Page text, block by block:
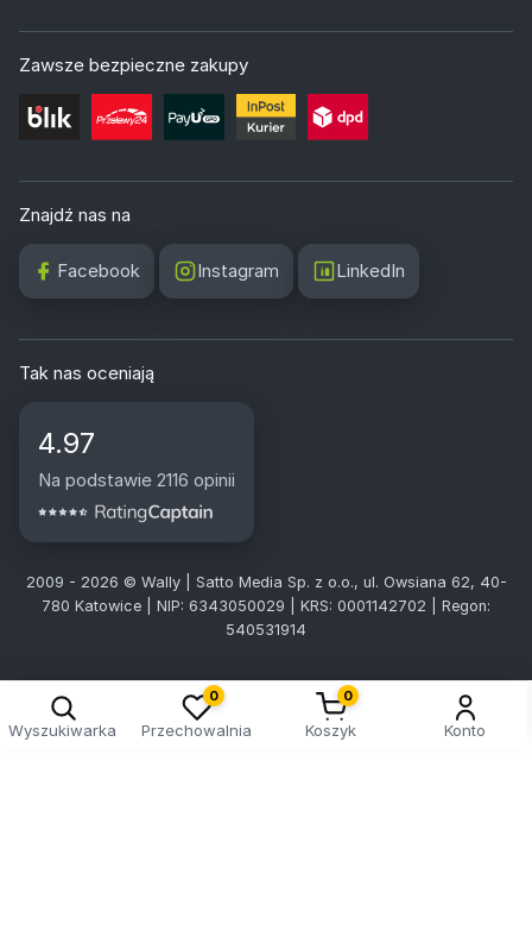
Zawsze bezpieczne zakupy
Znajdź nas na
Facebook Instagram LinkedIn
Tak nas oceniają
4.97
Na podstawie 2116 opinii
2009 - 2026 © Wally | Satto Media Sp. z o.o., ul. Owsiana 62, 40-
780 Katowice | NIP: 6343050029 | KRS: 0001142702 | Regon:
540531914
Wyszukiwarka
0
Przechowalnia
0
Koszyk Konto